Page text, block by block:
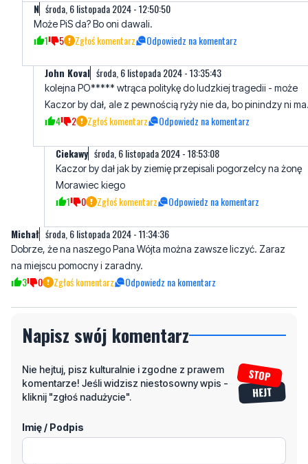
N środa, 6 listopada 2024 - 12:50:50
Może PiS da? Bo oni dawali.
1 5 Zgłoś komentarz Odpowiedz na komentarz
John Koval środa, 6 listopada 2024 - 13:35:43
kolejna PO***** wtrąca politykę do ludzkiej tragedii - może
Kaczor by dał, ale z pewnością ryży nie da, bo pinindzy ni
4 2 Zgłoś komentarz Odpowiedz na komentarz
Ciekawy środa, 6 listopada 2024 - 18:53:08
Kaczor by dał jak by ziemię przepisali pogorzelcy na żonę
Morawiec kiego
1 0 Zgłoś komentarz Odpowiedz na komentarz
Michał środa, 6 listopada 2024 - 11:34:36
Dobrze, że na naszego Pana Wójta można zawsze liczyć. Zaraz
na miejscu pomocny i zaradny.
3 0 Zgłoś komentarz Odpowiedz na komentarz
Napisz swój komentarz
Nie hejtuj, pisz kulturalnie i zgodne z prawem
komentarze! Jeśli widzisz niestosowny wpis -
kliknij "zgłoś nadużycie".
Imię / Podpis